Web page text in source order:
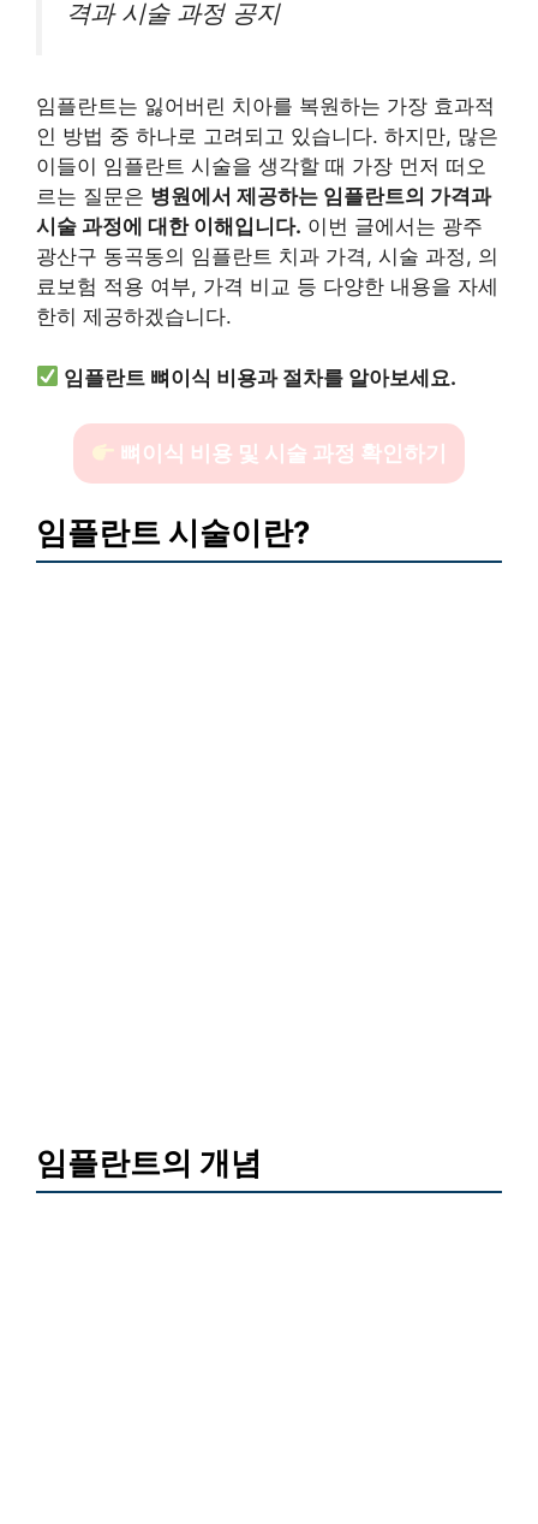
격과 시술 과정 공지
임플란트는 잃어버린 치아를 복원하는 가장 효과적
인 방법 중 하나로 고려되고 있습니다. 하지만, 많은
이들이 임플란트 시술을 생각할 때 가장 먼저 떠오
르는 질문은 병원에서 제공하는 임플란트의 가격과
시술 과정에 대한 이해입니다. 이번 글에서는 광주
광산구 동곡동의 임플란트 치과 가격, 시술 과정, 의
료보험 적용 여부, 가격 비교 등 다양한 내용을 자세
한히 제공하겠습니다.
임플란트 뼈이식 비용과 절차를 알아보세요.
뼈이식 비용 및 시술 과정 확인하기
임플란트 시술이란?
임플란트의 개념